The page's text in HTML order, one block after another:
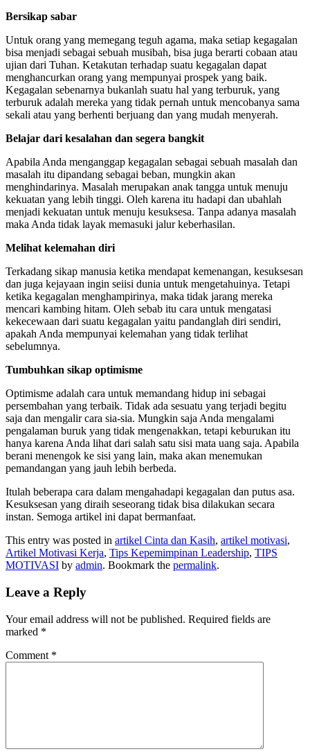
Bersikap sabar
Untuk orang yang memegang teguh agama, maka setiap kegagalan
bisa menjadi sebagai sebuah musibah, bisa juga berarti cobaan atau
ujian dari Tuhan. Ketakutan terhadap suatu kegagalan dapat
menghancurkan orang yang mempunyai prospek yang baik.
Kegagalan sebenarnya bukanlah suatu hal yang terburuk, yang
terburuk adalah mereka yang tidak pernah untuk mencobanya sama
sekali atau yang berhenti berjuang dan yang mudah menyerah.
Belajar dari kesalahan dan segera bangkit
Apabila Anda menganggap kegagalan sebagai sebuah masalah dan
masalah itu dipandang sebagai beban, mungkin akan
menghindarinya. Masalah merupakan anak tangga untuk menuju
kekuatan yang lebih tinggi. Oleh karena itu hadapi dan ubahlah
menjadi kekuatan untuk menuju kesuksesa. Tanpa adanya masalah
maka Anda tidak layak memasuki jalur keberhasilan.
Melihat kelemahan diri
Terkadang sikap manusia ketika mendapat kemenangan, kesuksesan
dan juga kejayaan ingin seiisi dunia untuk mengetahuinya. Tetapi
ketika kegagalan menghampirinya, maka tidak jarang mereka
mencari kambing hitam. Oleh sebab itu cara untuk mengatasi
kekecewaan dari suatu kegagalan yaitu pandanglah diri sendiri,
apakah Anda mempunyai kelemahan yang tidak terlihat
sebelumnya.
Tumbuhkan sikap optimisme
Optimisme adalah cara untuk memandang hidup ini sebagai
persembahan yang terbaik. Tidak ada sesuatu yang terjadi begitu
saja dan mengalir cara sia-sia. Mungkin saja Anda mengalami
pengalaman buruk yang tidak mengenakkan, tetapi keburukan itu
hanya karena Anda lihat dari salah satu sisi mata uang saja. Apabila
berani menengok ke sisi yang lain, maka akan menemukan
pemandangan yang jauh lebih berbeda.
Itulah beberapa cara dalam mengahadapi kegagalan dan putus asa.
Kesuksesan yang diraih seseorang tidak bisa dilakukan secara
instan. Semoga artikel ini dapat bermanfaat.
This entry was posted in artikel Cinta dan Kasih, artikel motivasi,
Artikel Motivasi Kerja, Tips Kepemimpinan Leadership, TIPS
MOTIVASI by admin. Bookmark the permalink.
Leave a Reply
Your email address will not be published. Required fields are
marked *
Comment *